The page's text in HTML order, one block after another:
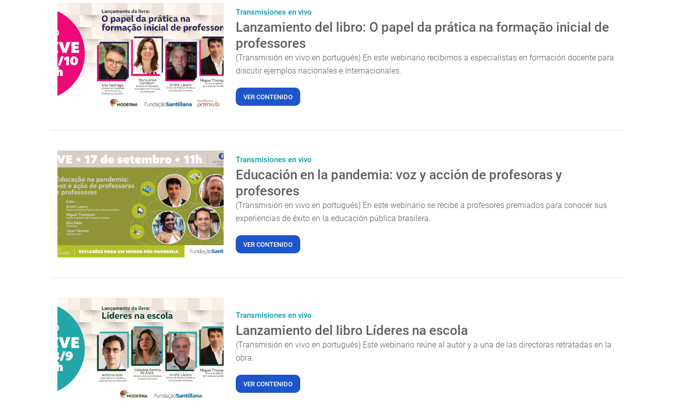
Transmisiones en vivo
Lanzamiento del libro: O papel da prática na formação inicial de
professores
(Transmisión en vivo en portugués) En este webinario recibimos a especialistas en formación docente para
discutir ejemplos nacionales e Internacionales.
VER CONTENIDO
Transmisiones en vivo
Educación en la pandemia: voz y acción de profesoras y
profesores
(Transmisión en vivo en portugués) En este webinario se recibe a profesores premiados para conocer sus
experiencias de éxito en la educación pública brasilera.
VER CONTENIDO
Transmisiones en vivo
Lanzamiento del libro Líderes na escola
(Transmisión en vivo en portugués) Este webinario reúne al autor y a una de las directoras retratadas en la
obra.
VER CONTENIDO